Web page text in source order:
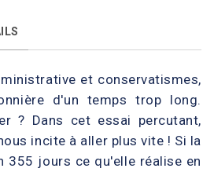
et conservatismes,
d'un temps trop long.
? Dans cet essai percutant,
incite à aller plus vite ! Si la
355 jours ce qu'elle réalise en